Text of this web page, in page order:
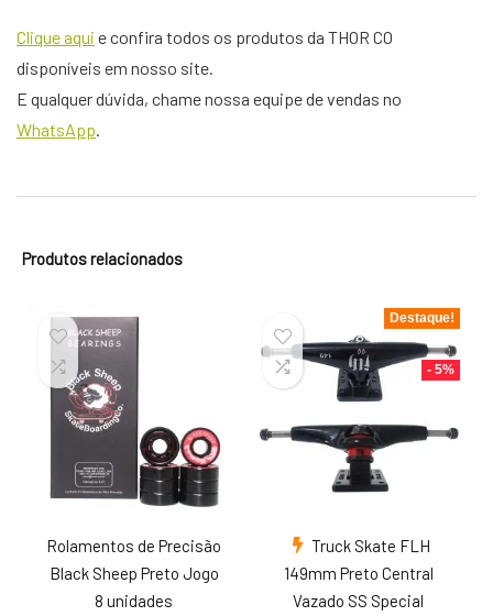
Clique aqui e confira todos os produtos da THOR CO
disponíveis em nosso site.
E qualquer dúvida, chame nossa equipe de vendas no
WhatsApp.
Produtos relacionados
Rolamentos de Precisão
Black Sheep Preto Jogo
8 unidades
Destaque!
- 5%
Truck Skate FLH
149mm Preto Central
Vazado SS Special